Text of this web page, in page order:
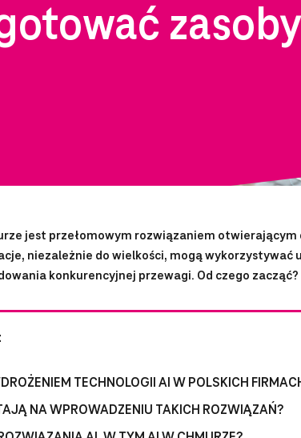
zasoby
jest przełomowym rozwiązaniem
niezależnie do wielkości, mogą wykorzystywać
konkurencyjnej przewagi. Od czego zacząć?
TECHNOLOGII AI W POLSKICH
NA WPROWADZENIU TAKICH ROZWIĄZAŃ?